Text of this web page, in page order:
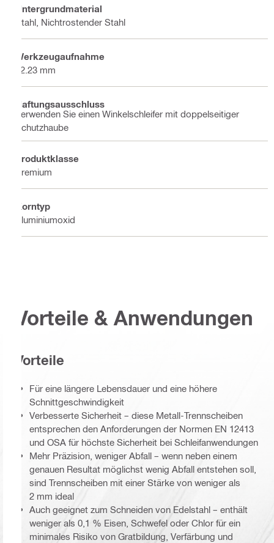
Untergrundmaterial
Stahl, Nichtrostender Stahl
Werkzeugaufnahme
22.23 mm
Haftungsausschluss
Verwenden Sie einen Winkelschleifer mit doppelseitiger
Schutzhaube
Produktklasse
Premium
Korntyp
Aluminiumoxid
Vorteile & Anwendungen
Vorteile
Für eine längere Lebensdauer und eine höhere
Schnittgeschwindigkeit
Verbesserte Sicherheit – diese Metall-Trennscheiben
entsprechen den Anforderungen der Normen EN 12413
und OSA für höchste Sicherheit bei Schleifanwendungen
Mehr Präzision, weniger Abfall – wenn neben einem
genauen Resultat möglichst wenig Abfall entstehen soll,
sind Trennscheiben mit einer Stärke von weniger als
2 mm ideal
Auch geeignet zum Schneiden von Edelstahl – enthält
weniger als 0,1 % Eisen, Schwefel oder Chlor für ein
minimales Risiko von Gratbildung, Verfärbung und